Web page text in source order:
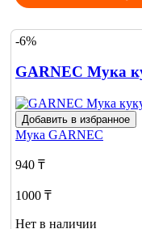
-6%
GARNEC Мука
Добавить в избранное
Мука GARNEC
940 ₸
1000 ₸
Нет в наличии